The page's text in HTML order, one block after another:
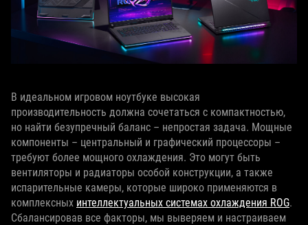
В идеальном игровом ноутбуке высокая
производительность должна сочетаться с компактностью,
но найти безупречный баланс – непростая задача. Мощные
компоненты – центральный и графический процессоры –
требуют более мощного охлаждения. Это могут быть
вентиляторы и радиаторы особой конструкции, а также
испарительные камеры, которые широко применяются в
комплексных интеллектуальных системах охлаждения ROG.
Сбалансировав все факторы, мы выверяем и настраиваем